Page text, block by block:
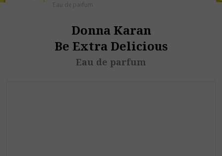
Donna Karan
Be Extra Delicious
Eau de parfum